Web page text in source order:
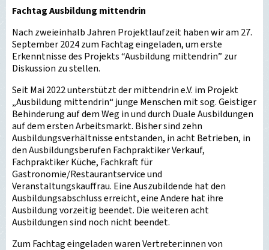
Fachtag Ausbildung mittendrin
Nach zweieinhalb Jahren Projektlaufzeit haben wir am 27.
September 2024 zum Fachtag eingeladen, um erste
Erkenntnisse des Projekts “Ausbildung mittendrin” zur
Diskussion zu stellen.
Seit Mai 2022 unterstützt der mittendrin e.V. im Projekt
„Ausbildung mittendrin“ junge Menschen mit sog. Geistiger
Behinderung auf dem Weg in und durch Duale Ausbildungen
auf dem ersten Arbeitsmarkt. Bisher sind zehn
Ausbildungsverhältnisse entstanden, in acht Betrieben, in
den Ausbildungsberufen Fachpraktiker Verkauf,
Fachpraktiker Küche, Fachkraft für
Gastronomie/Restaurantservice und
Veranstaltungskauffrau. Eine Auszubildende hat den
Ausbildungsabschluss erreicht, eine Andere hat ihre
Ausbildung vorzeitig beendet. Die weiteren acht
Ausbildungen sind noch nicht beendet.
Zum Fachtag eingeladen waren Vertreter:innen von